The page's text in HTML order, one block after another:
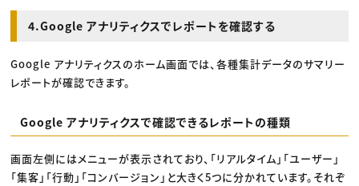
4.Google アナリティクスでレポートを確認する
Google アナリティクスのホーム画面では、各種集計データのサマリー
レポートが確認できます。
Google アナリティクスで確認できるレポートの種類
画面左側にはメニューが表示されており、「リアルタイム」「ユーザー」
「集客」「行動」「コンバージョン」と大きく5つに分かれています。それぞ